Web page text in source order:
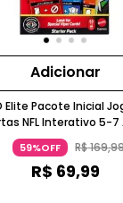
Adicionar
Elite Pacote Inicial
NFL Interativo 5-7
Mattel
59%OFF R$169,
R$ 69,99